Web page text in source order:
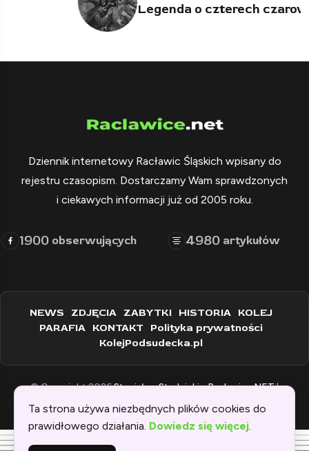
Legenda o czterech czarownicach
Dziennik internetowy Racławic Śląskich wpisany do
rejestru czasopism. Dostarczamy Wam sprawdzonych
i ciekawych informacji już od 2005 roku.
1900 obserwujących 4980 artykułów
NEWS ZDJĘCIA ZABYTKI HISTORIA KOLEJ
PARAFIA KONTAKT Polityka prywatności
KolejPodsudecka.pl
© Copyright 2026Stanisław Stadnicki - Raclawice.NET|
Ta strona używa niezbędnych plików cookies do
prawidłowego działania. Dowiedz się więcej.